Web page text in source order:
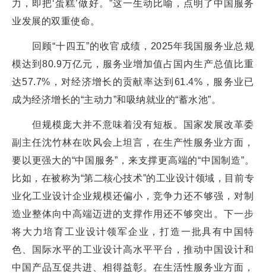
力，即把‘蛋糕’做好。”这一生动比喻，点明了中国服务
业发展的双重使命。
回顾“十四五”的收官成绩，2025年我国服务业总规
模达到80.9万亿元，服务业增加值占国内生产总值比重
达57.7%，对经济增长的贡献率达到61.4%，服务业已
成为经济增长的“主动力”和吸纳就业的“蓄水池”。
但规模庞大并不意味着没有短板。国家发展改革委
副主任沈竹林在吹风会上坦言，在生产性服务业方面，
要以更强大的“中国服务”，来支撑更高端的“中国制造”。
比如，在被称为“第二核心技术”的工业设计领域，目前专
业化工业设计企业规模还偏小，竞争力还不够强，对制
造业整体向中高端迈进的支撑作用还不够突出。下一步
将大力培育工业设计领军企业，打造一批具有中国特
色、国际水平的工业设计高水平平台，推动中国设计和
中国产品互促共进、相得益彰。在生活性服务业方面，